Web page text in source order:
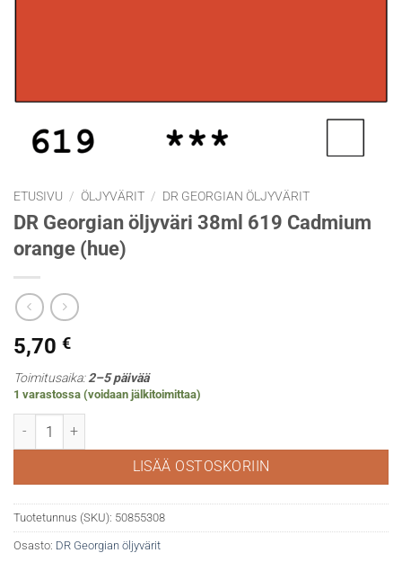
ETUSIVU / ÖLJYVÄRIT / DR GEORGIAN ÖLJYVÄRIT
DR Georgian öljyväri 38ml 619 Cadmium
orange (hue)
5,70 €
Toimitusaika:2–5 päivää
1 varastossa (voidaan jälkitoimittaa)
DR Georgian öljyväri 38ml 619 Cadmium orange (hue) määrä
LISÄÄ OSTOSKORIIN
Tuotetunnus (SKU): 50855308
Osasto: DR Georgian öljyvärit